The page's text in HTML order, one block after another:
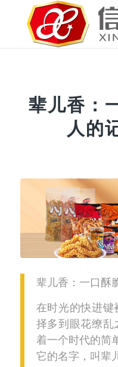
辈儿香：
人的
辈儿香：一口酥
在时光的快进
择多到眼花缭
着一个时代的简
它的名字，叫辈